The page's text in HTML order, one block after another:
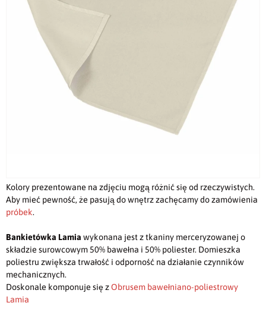
Kolory prezentowane na zdjęciu mogą różnić się od rzeczywistych.
Aby mieć pewność, że pasują do wnętrz zachęcamy do zamówienia
próbek.
Bankietówka Lamia wykonana jest z tkaniny merceryzowanej o
składzie surowcowym 50% bawełna i 50% poliester. Domieszka
poliestru zwiększa trwałość i odporność na działanie czynników
mechanicznych.
Doskonale komponuje się zObrusem bawełniano-poliestrowy
Lamia